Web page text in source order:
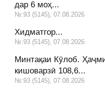
дар 6 моҳ...
№:93 (5145), 07.08.2026
Хидматгор...
№:93 (5145), 07.08.2026
Минтақаи Кӯлоб.
кишоварзӣ 108,6...
№:93 (5145), 07.08.2026